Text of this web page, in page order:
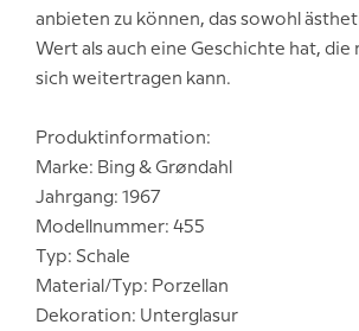
anbieten zu können, das sowohl
Wert als auch eine Geschichte hat, die
sich weitertragen kann.
Produktinformation:
Marke: Bing & Grøndahl
Jahrgang: 1967
Modellnummer: 455
Typ: Schale
Material/Typ: Porzellan
Dekoration: Unterglasur